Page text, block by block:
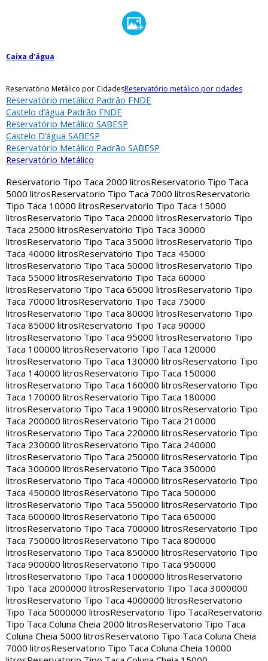
Caixa d'água
Reservatório Metálico por CidadesReservatório metálico por cidades
Reservatório metálico Padrão FNDE
Castelo d’água Padrão FNDE
Reservatório Metálico SABESP
Castelo D’água SABESP
Reservatório Metálico Padrão SABESP
Reservatório Metálico
Reservatorio Tipo Taca 2000 litrosReservatorio Tipo Taca
5000 litrosReservatorio Tipo Taca 7000 litrosReservatorio
Tipo Taca 10000 litrosReservatorio Tipo Taca 15000
litrosReservatorio Tipo Taca 20000 litrosReservatorio Tipo
Taca 25000 litrosReservatorio Tipo Taca 30000
litrosReservatorio Tipo Taca 35000 litrosReservatorio Tipo
Taca 40000 litrosReservatorio Tipo Taca 45000
litrosReservatorio Tipo Taca 50000 litrosReservatorio Tipo
Taca 55000 litrosReservatorio Tipo Taca 60000
litrosReservatorio Tipo Taca 65000 litrosReservatorio Tipo
Taca 70000 litrosReservatorio Tipo Taca 75000
litrosReservatorio Tipo Taca 80000 litrosReservatorio Tipo
Taca 85000 litrosReservatorio Tipo Taca 90000
litrosReservatorio Tipo Taca 95000 litrosReservatorio Tipo
Taca 100000 litrosReservatorio Tipo Taca 120000
litrosReservatorio Tipo Taca 130000 litrosReservatorio Tipo
Taca 140000 litrosReservatorio Tipo Taca 150000
litrosReservatorio Tipo Taca 160000 litrosReservatorio Tipo
Taca 170000 litrosReservatorio Tipo Taca 180000
litrosReservatorio Tipo Taca 190000 litrosReservatorio Tipo
Taca 200000 litrosReservatorio Tipo Taca 210000
litrosReservatorio Tipo Taca 220000 litrosReservatorio Tipo
Taca 230000 litrosReservatorio Tipo Taca 240000
litrosReservatorio Tipo Taca 250000 litrosReservatorio Tipo
Taca 300000 litrosReservatorio Tipo Taca 350000
litrosReservatorio Tipo Taca 400000 litrosReservatorio Tipo
Taca 450000 litrosReservatorio Tipo Taca 500000
litrosReservatorio Tipo Taca 550000 litrosReservatorio Tipo
Taca 600000 litrosReservatorio Tipo Taca 650000
litrosReservatorio Tipo Taca 700000 litrosReservatorio Tipo
Taca 750000 litrosReservatorio Tipo Taca 800000
litrosReservatorio Tipo Taca 850000 litrosReservatorio Tipo
Taca 900000 litrosReservatorio Tipo Taca 950000
litrosReservatorio Tipo Taca 1000000 litrosReservatorio
Tipo Taca 2000000 litrosReservatorio Tipo Taca 3000000
litrosReservatorio Tipo Taca 4000000 litrosReservatorio
Tipo Taca 5000000 litrosReservatorio Tipo TacaReservatorio
Tipo Taca Coluna Cheia 2000 litrosReservatorio Tipo Taca
Coluna Cheia 5000 litrosReservatorio Tipo Taca Coluna Cheia
7000 litrosReservatorio Tipo Taca Coluna Cheia 10000